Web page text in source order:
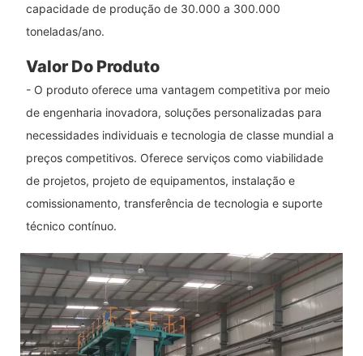
capacidade de produção de 30.000 a 300.000
toneladas/ano.
Valor Do Produto
- O produto oferece uma vantagem competitiva por meio
de engenharia inovadora, soluções personalizadas para
necessidades individuais e tecnologia de classe mundial a
preços competitivos. Oferece serviços como viabilidade
de projetos, projeto de equipamentos, instalação e
comissionamento, transferência de tecnologia e suporte
técnico contínuo.